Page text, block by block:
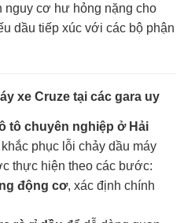
nguy cơ hư hỏng nặng cho
dầu tiếp xúc với các bộ phận
xe Cruze tại các gara uy
tô chuyên nghiệp ở Hải
phục lỗi chảy dầu máy
thực hiện theo các bước:
động cơ, xác định chính